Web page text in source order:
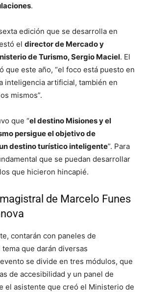
.
edición que se desarrolla en
el director de Mercado y
de Turismo, Sergio Maciel. El
que este año, “el foco está puesto en
inteligencia artificial, también en
mismos”.
que “el destino Misiones y el
persigue el objetivo de
destino turístico inteligente”. Para
que se puedan desarrollar
que hicieron hincapié.
de Marcelo Funes
contarán con paneles de
que darán diversas
se divide en tres módulos, que
de accesibilidad y un panel de
el asistente que creó el Ministerio de